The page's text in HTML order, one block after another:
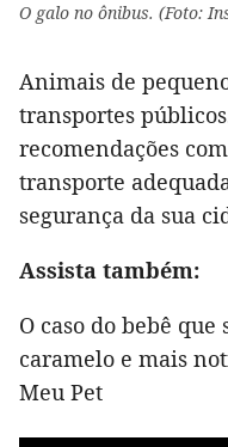
O galo no ônibus. (Foto:
Animais de
transportes
recomendações
transporte
segurança da sua
Assista também:
O caso do bebê que
caramelo e mais
Meu Pet